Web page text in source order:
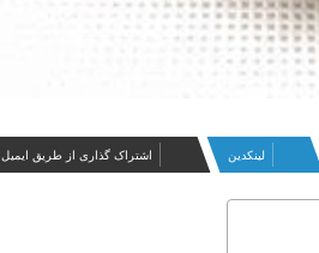
لینکدین اشتراک گذاری از طریق ایمیل